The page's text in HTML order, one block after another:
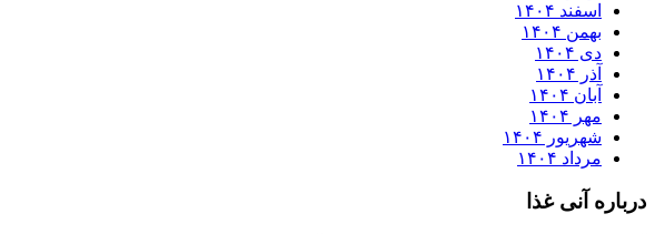
اسفند ۱۴۰۴
بهمن ۱۴۰۴
دی ۱۴۰۴
آذر ۱۴۰۴
آبان ۱۴۰۴
مهر ۱۴۰۴
شهریور ۱۴۰۴
مرداد ۱۴۰۴
درباره آنی غذا